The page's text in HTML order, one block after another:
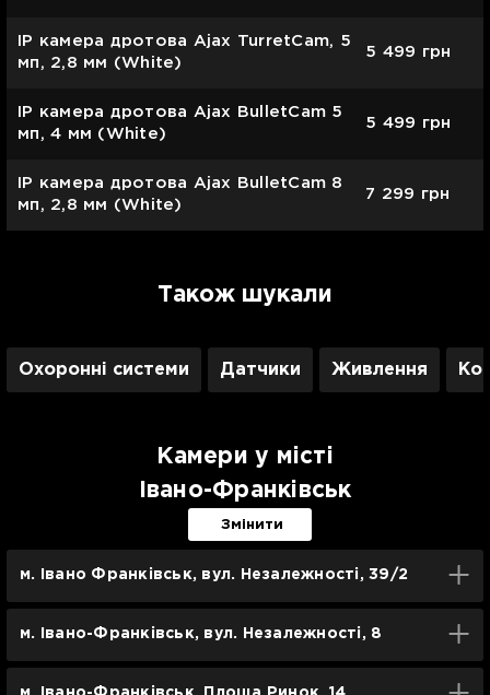
IP камера дротова Ajax TurretCam, 5
мп, 2,8 мм (White)
5 499 грн
IP камера дротова Ajax BulletCam 5
мп, 4 мм (White)
5 499 грн
IP камера дротова Ajax BulletCam 8
мп, 2,8 мм (White)
7 299 грн
Також шукали
Охоронні системи Датчики Живлення
Камери у місті
Івано-Франківськ
Змінити
м. Івано Франківськ, вул. Незалежності, 39/2
м. Івано-Франківськ, вул. Незалежності, 8
м. Івано-Франківськ, Площа Ринок, 14